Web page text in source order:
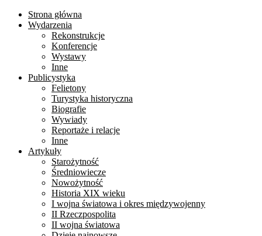
Strona główna
Wydarzenia
Rekonstrukcje
Konferencje
Wystawy
Inne
Publicystyka
Felietony
Turystyka historyczna
Biografie
Wywiady
Reportaże i relacje
Inne
Artykuły
Starożytność
Średniowiecze
Nowożytność
Historia XIX wieku
I wojna światowa i okres międzywojenny
II Rzeczpospolita
II wojna światowa